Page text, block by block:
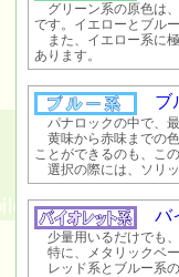
グリーン系の原色は
です。イエローとブル
また、イエロー系に
あります。
ブ
パナロックの中で、
黄味から赤味までの
ことができるのも、こ
選択の際には、ソリ
バ
少量用いるだけでも
特に、メタリックベ
レッド系とブルー系